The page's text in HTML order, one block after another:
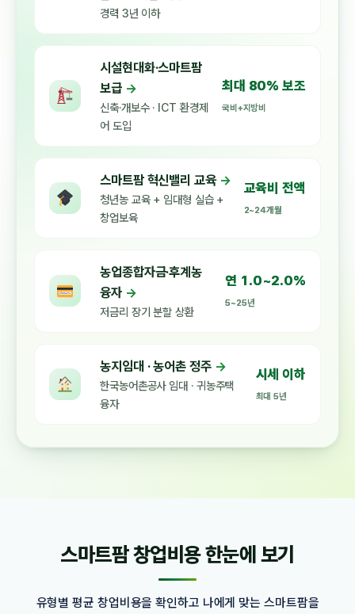
경력 3년 이하
시설현대화·스마트팜
보급 →
신축·개보수 · ICT 환경제
어 도입
최대 80% 보조
국비+지방비
스마트팜 혁신밸리 교육 →
청년농 교육 + 임대형 실습 +
창업보육
교육비 전액
2~24개월
농업종합자금·후계농
융자 →
저금리 장기 분할 상환
연 1.0~2.0%
5~25년
농지임대 · 농어촌 정주 →
한국농어촌공사 임대 · 귀농주택
융자
시세 이하
최대 5년
스마트팜 창업비용 한눈에 보기
유형별 평균 창업비용을 확인하고 나에게 맞는 스마트팜을